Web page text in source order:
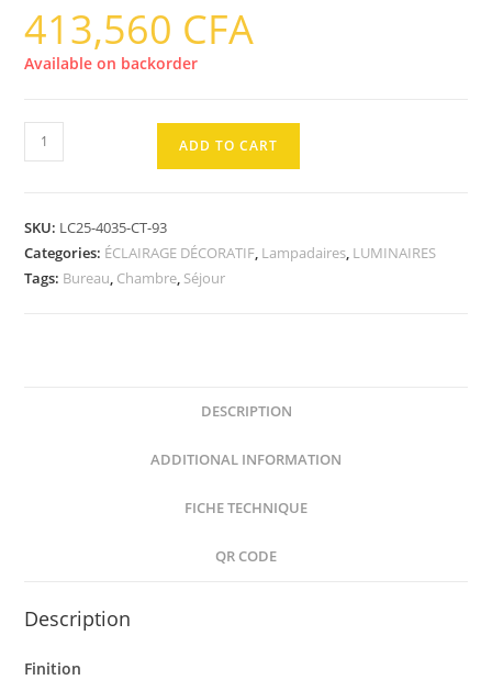
413,560 CFA
Available on backorder
BAMBOO
Lampadaire
ADD TO CART
SKU: LC25-4035-CT-93
Categories: ÉCLAIRAGE DÉCORATIF, Lampadaires, LUMINAIRES
Tags: Bureau, Chambre, Séjour
DESCRIPTION
ADDITIONAL INFORMATION
FICHE TECHNIQUE
QR CODE
Description
Finition